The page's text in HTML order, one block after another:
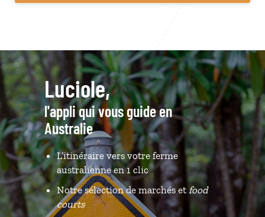
Luciole,
l'appli qui vous guide en
Australie
L’itinéraire vers votre ferme
australienne en 1 clic
Notre sélection de marchés et food
courts